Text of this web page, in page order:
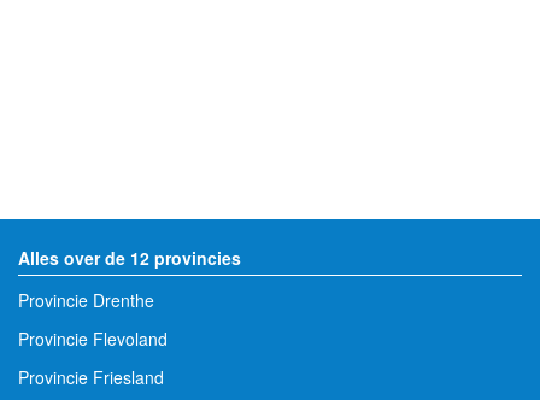
Alles over de 12 provincies
Provincie Drenthe
Provincie Flevoland
Provincie Friesland